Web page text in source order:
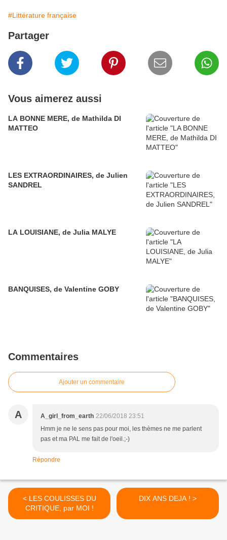
#Littérature française
Partager
Vous aimerez aussi
LA BONNE MERE, de Mathilda DI
MATTEO
LES EXTRAORDINAIRES, de Julien
SANDREL
LA LOUISIANE, de Julia MALYE
BANQUISES, de Valentine GOBY
Commentaires
Ajouter un commentaire
A A_girl_from_earth 22/06/2018 23:51
Hmm je ne le sens pas pour moi, les thèmes ne me parlent
pas et ma PAL me fait de l'oeil.;-)
Répondre
< LES COULISSES DU
CRITIQUE, par MOI !
DIX ANS DEJA ! >